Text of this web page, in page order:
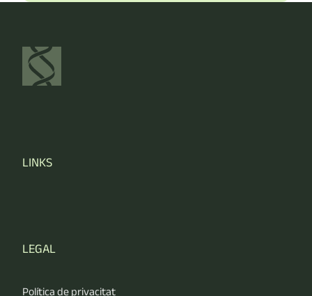
LINKS
LEGAL
Política de privacitat